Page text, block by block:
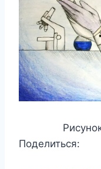
Поделиться: